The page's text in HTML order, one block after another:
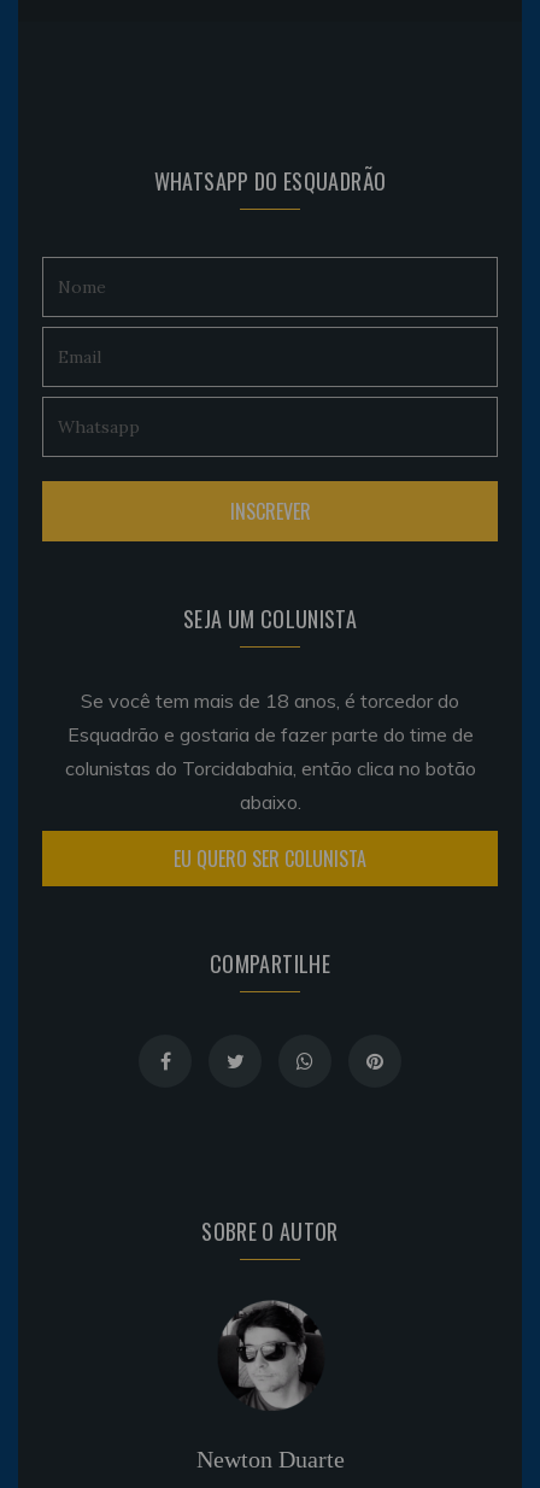
WHATSAPP DO ESQUADRÃO
SEJA UM COLUNISTA
Se você tem mais de 18 anos, é torcedor do
Esquadrão e gostaria de fazer parte do time de
colunistas do Torcidabahia, então clica no botão
abaixo.
EU QUERO SER COLUNISTA
COMPARTILHE
SOBRE O AUTOR
Newton Duarte